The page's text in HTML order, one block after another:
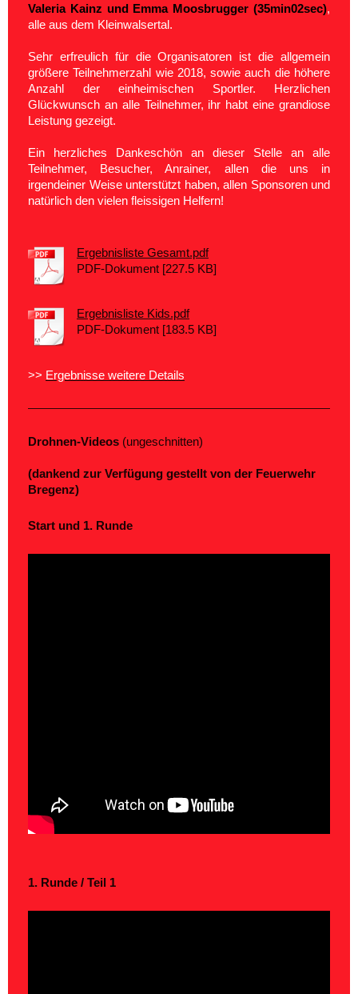
Valeria Kainz und Emma Moosbrugger (35min02sec),
alle aus dem Kleinwalsertal.
Sehr erfreulich für die Organisatoren ist die allgemein
größere Teilnehmerzahl wie 2018, sowie auch die höhere
Anzahl der einheimischen Sportler. Herzlichen
Glückwunsch an alle Teilnehmer, ihr habt eine grandiose
Leistung gezeigt.
Ein herzliches Dankeschön an dieser Stelle an alle
Teilnehmer, Besucher, Anrainer, allen die uns in
irgendeiner Weise unterstützt haben, allen Sponsoren und
natürlich den vielen fleissigen Helfern!
Ergebnisliste Gesamt.pdf
PDF-Dokument [227.5 KB]
Ergebnisliste Kids.pdf
PDF-Dokument [183.5 KB]
>> Ergebnisse weitere Details
Drohnen-Videos (ungeschnitten)
(dankend zur Verfügung gestellt von der Feuerwehr
Bregenz)
Start und 1. Runde
1. Runde / Teil 1